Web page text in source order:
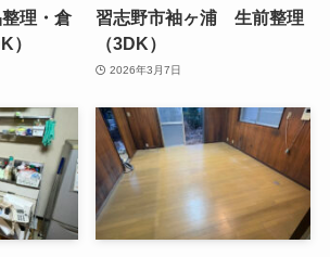
理・倉
）
習志野市袖ヶ浦 生前整理
（3DK）
2026年3月7日